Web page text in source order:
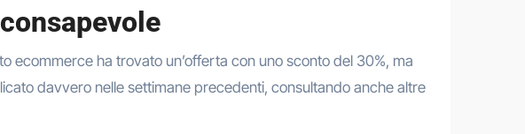
ecommerce ha trovato un’offerta con uno sconto del 30%, ma
davvero nelle settimane precedenti, consultando anche altre